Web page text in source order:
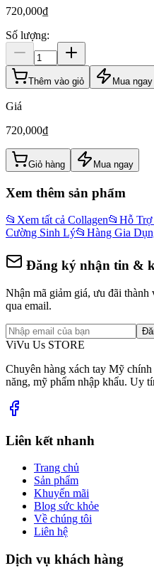
720,000₫
Số lượng:
Thêm vào giỏ Mua ngay
Giá
720,000₫
Giỏ hàng Mua ngay
Xem thêm sản phẩm
📂 Xem tất cả Collagen📂 Hỗ Trợ
Cường Sinh Lý📂 Hàng Gia
Đăng ký nhận tin &
Nhận mã giảm giá, ưu đãi thành
qua email.
ViVu Us STORE
Chuyên hàng xách tay Mỹ
năng, mỹ phẩm nhập khẩu. Uy
Liên kết nhanh
Trang chủ
Sản phẩm
Khuyến mãi
Blog sức khỏe
Về chúng tôi
Liên hệ
Dịch vụ khách hàng